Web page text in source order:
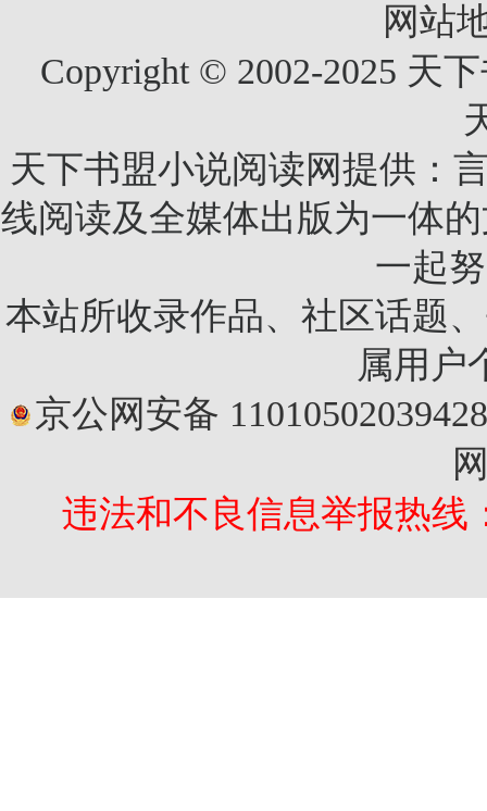
网站
Copyright © 2002-2025 天
天下书盟小说阅读网提供：
线阅读及全媒体出版为一体
一起
本站所收录作品、社区话题
属用户
京公网安备
违法和不良信息举报热线